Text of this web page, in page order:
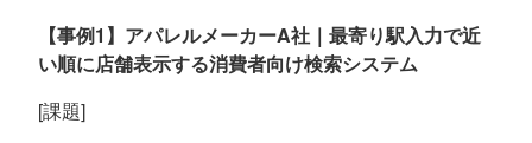
【事例1】アパレルメーカーA社｜最寄り駅入力で近
い順に店舗表示する消費者向け検索システム
[課題]